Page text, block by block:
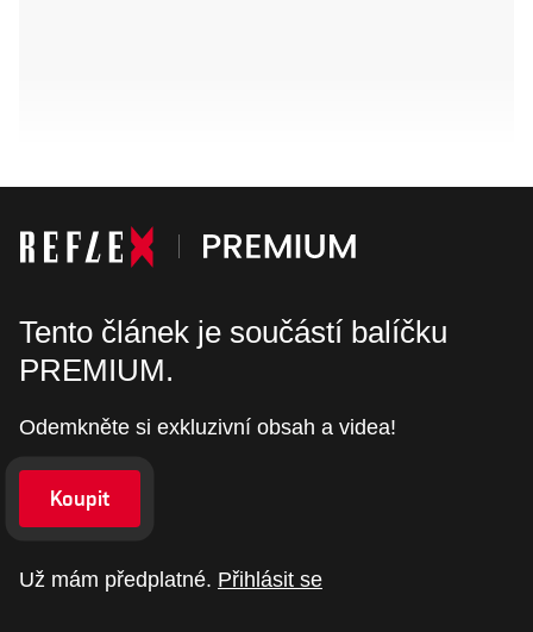
Tento článek je součástí balíčku
PREMIUM.
Odemkněte si exkluzivní obsah a videa!
Koupit
Už mám předplatné. Přihlásit se